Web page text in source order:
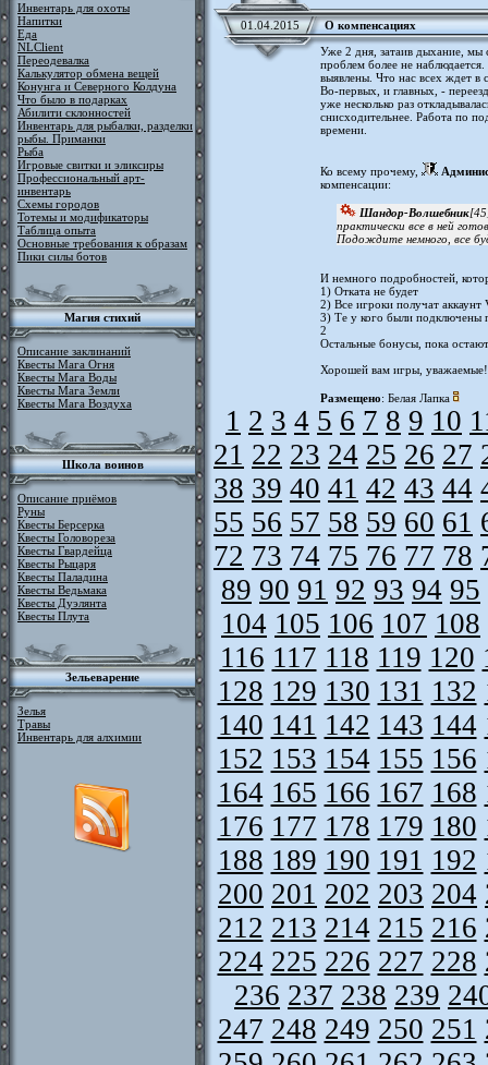
Инвентарь для охоты
Напитки
Еда
NLClient
Переодевалка
Калькулятор обмена вещей
Конунга и Северного Колдуна
Что было в подарках
Абилити склонностей
Инвентарь для рыбалки, разделки
рыбы. Приманки
Рыба
Игровые свитки и эликсиры
Профессиональный арт-
инвентарь
Схемы городов
Тотемы и модификаторы
Таблица опыта
Основные требования к образам
Пики силы ботов
Магия стихий
Описание заклинаний
Квесты Мага Огня
Квесты Мага Воды
Квесты Мага Земли
Квесты Мага Воздуха
Школа воинов
Описание приёмов
Руны
Квесты Берсерка
Квесты Головореза
Квесты Гвардейца
Квесты Рыцаря
Квесты Паладина
Квесты Ведьмака
Квесты Дуэлянта
Квесты Плута
Зельеварение
Зелья
Травы
Инвентарь для алхимии
01.04.2015
О компенсациях
Уже 2 дня, затаив дыхание,
проблем более не
выявлены. Что нас всех ждет в
Во-первых, и главных, -
уже несколько раз
снисходительнее. Работа по
времени.
Ко всему прочему,
компенсации:
Шандор-Волшебник
практически все в ней
Подождите немного, все
И немного подробностей,
1) Отката не будет
2) Все игроки получат аккаунт
3) Те у кого были подключены
2
Остальные бонусы, пока
Хорошей вам игры, уважаемые!
Размещено: Белая Лапка
1 2 3 4 5 6 7 8 9 10
21 22 23 24 25 26 27
38 39 40 41 42 43 44
55 56 57 58 59 60 61
72 73 74 75 76 77 78
89 90 91 92 93 94 95
104 105 106 107 108
116 117 118 119 120
128 129 130 131 132
140 141 142 143 144
152 153 154 155 156
164 165 166 167 168
176 177 178 179 180
188 189 190 191 192
200 201 202 203 204
212 213 214 215 216
224 225 226 227 228
236 237 238 239
247 248 249 250 251